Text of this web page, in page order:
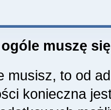
muszę
musisz, to od
konieczna